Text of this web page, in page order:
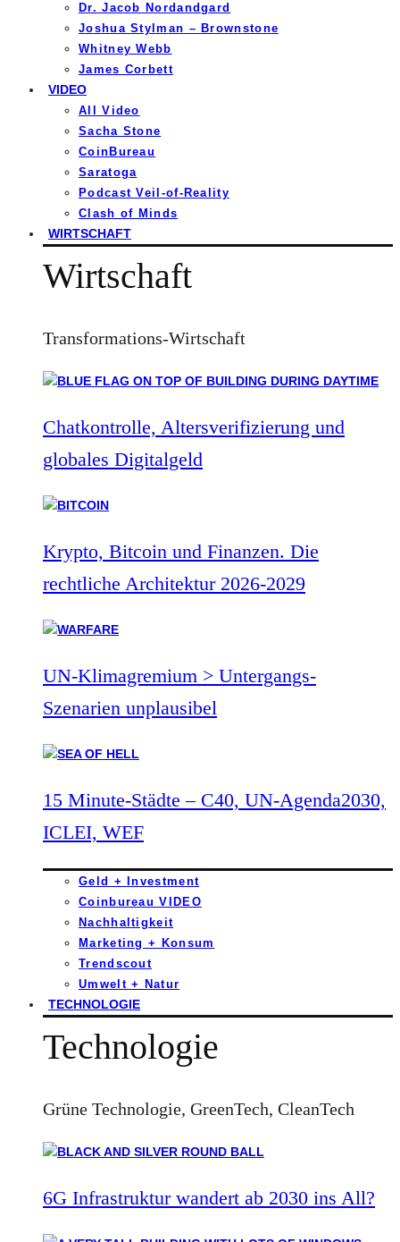
Dr. Jacob Nordandgard
Joshua Stylman – Brownstone
Whitney Webb
James Corbett
VIDEO
All Video
Sacha Stone
CoinBureau
Saratoga
Podcast Veil-of-Reality
Clash of Minds
WIRTSCHAFT
Wirtschaft
Transformations-Wirtschaft
Chatkontrolle, Altersverifizierung und
globales Digitalgeld
Krypto, Bitcoin und Finanzen. Die
rechtliche Architektur 2026-2029
UN-Klimagremium > Untergangs-
Szenarien unplausibel
15 Minute-Städte – C40, UN-Agenda2030,
ICLEI, WEF
Geld + Investment
Coinbureau VIDEO
Nachhaltigkeit
Marketing + Konsum
Trendscout
Umwelt + Natur
TECHNOLOGIE
Technologie
Grüne Technologie, GreenTech, CleanTech
6G Infrastruktur wandert ab 2030 ins All?